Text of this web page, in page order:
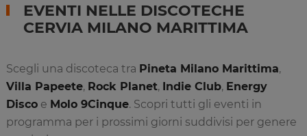
EVENTI NELLE DISCOTECHE
CERVIA MILANO MARITTIMA
Scegli una discoteca tra Pineta Milano Marittima,
Villa Papeete, Rock Planet, Indie Club, Energy
Discoe Molo 9Cinque. Scopri tutti gli eventi in
programma per i prossimi giorni suddivisi per genere